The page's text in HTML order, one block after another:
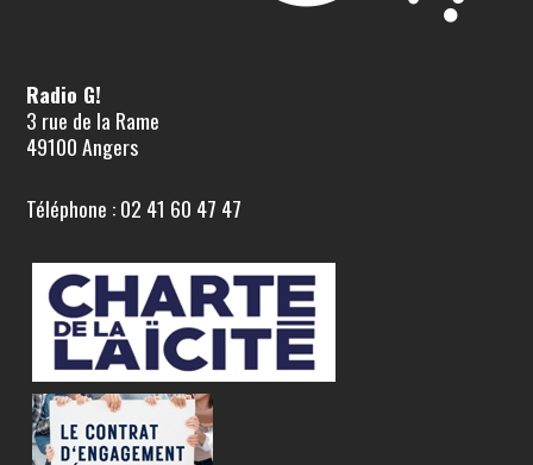
Radio G!
3 rue de la Rame
49100 Angers
Téléphone : 02 41 60 47 47